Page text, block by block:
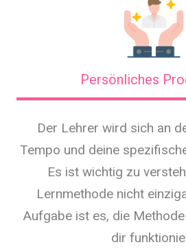
Persönliches
Der Lehrer wird sich an
Tempo und deine
Es ist wichtig zu
Lernmethode nicht
Aufgabe ist es, die
dir